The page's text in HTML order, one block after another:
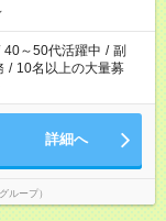
40～50代活躍中 / 副
/ 10名以上の大量募
詳細へ
ループ）